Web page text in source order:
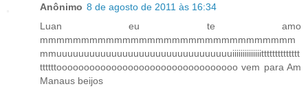
Anônimo 8 de agosto de 2011 às 16:34
Luan eu te amo
mmmmmmmmmmmmmmmmmmmmmmmmmmmmmmm
mmuuuuuuuuuuuuuuuuuuuuuuuuuuuuuuuuiiiiiiiiiiiiiitttttttttttttt
ttttttooooooooooooooooooooooooooooooooo vem para Am
Manaus beijos